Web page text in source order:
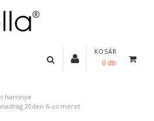
KOSÁR
0 db
harisnya
20den 6-os méret